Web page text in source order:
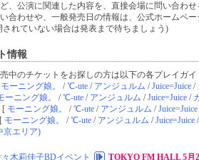
、公演に関連した内容を、直接会場に問い合わせ
合わせや、一般発売日の情報は、公式ホームペー
れていない場合は発表まで待ちましょう)
情報
中のチケットをお探しの方は以下の各プレイガイ
モーニング娘。 /℃-ute / アンジュルム /Juice=Juice /
ーニング娘。 /℃-ute / アンジュルム /Juice=Juice /
[ モーニング娘。 /℃-ute / アンジュルム /Juice=Juice
[ モーニング娘。 /℃-ute / アンジュルム /Juice=Juice /
京エリア)
木莉佳子BDイベント TOKYO FM HALL 5月